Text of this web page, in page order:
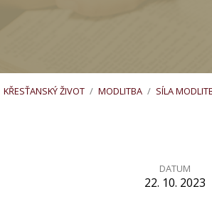
KŘESŤANSKÝ ŽIVOT / MODLITBA / SÍLA
DATUM
22. 10. 2023